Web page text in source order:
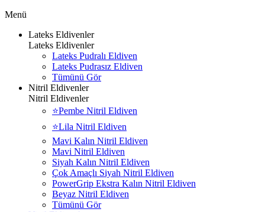
Menü
Lateks Eldivenler
Lateks Eldivenler
Lateks Pudralı Eldiven
Lateks Pudrasız Eldiven
Tümünü Gör
Nitril Eldivenler
Nitril Eldivenler
⭐Pembe Nitril Eldiven
⭐Lila Nitril Eldiven
Mavi Kalın Nitril Eldiven
Mavi Nitril Eldiven
Siyah Kalın Nitril Eldiven
Çok Amaçlı Siyah Nitril Eldiven
PowerGrip Ekstra Kalın Nitril Eldiven
Beyaz Nitril Eldiven
Tümünü Gör